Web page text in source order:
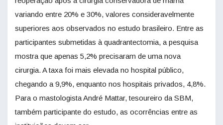
variando entre 20% e 30%, valores consideravelmente
superiores aos observados no estudo brasileiro. Entre as
participantes submetidas à quadrantectomia, a pesquisa
mostra que apenas 5,2% precisaram de uma nova
cirurgia. A taxa foi mais elevada no hospital público,
chegando a 9,9%, enquanto nos hospitais privados, 4,8%.
Para o mastologista André Mattar, tesoureiro da SBM,
também participante do estudo, as ocorrências entre as